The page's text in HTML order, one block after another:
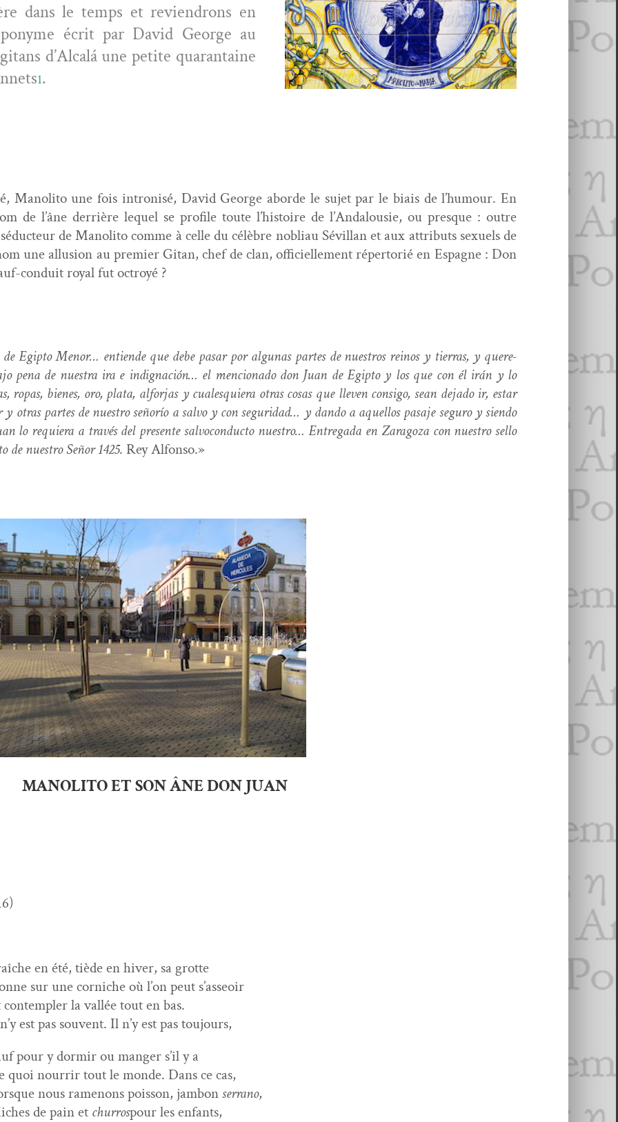
dans le temps et revien­drons en
écrit par David George au
d’Alcalá une petite quar­an­taine
1.
Mano­li­to une fois intro­n­isé, David George abor­de le sujet par le biais de l’humour. En
de l’âne der­rière lequel se pro­file toute l’histoire de l’Andalousie, ou presque : out­re
de Mano­li­to comme à celle du célèbre nobli­au Sévil­lan et aux attrib­uts sex­uels de
une allu­sion au pre­mier Gitan, chef de clan, offi­cielle­ment réper­torié en Espagne : Don
con­duit roy­al fut octroyé ?
Egip­to Menor… entiende que debe pasar por algu­nas partes de nue­stros reinos y tier­ras, y quer­e­
pena de nues­tra ira e indi­gnación… el men­ciona­do don Juan de Egip­to y los que con él irán y lo
ropas, bienes, oro, pla­ta, alfor­jas y cua­lesquiera otras cosas que lleven con­si­go, sean deja­do ir, estar
partes de nue­stro señorío a sal­vo y con seguri­dad… y dan­do a aque­l­los pasaje seguro y sien­do
lo requiera a través del pre­sente salvo­con­duc­to nue­stro… Entre­ga­da en Zaragoza con nue­stro sel­lo
de nue­stro Señor 1425. Rey Alfonso.»
MANOLITO ET SON ÂNE DON JUAN
en été, tiède en hiv­er, sa grotte
sur une cor­niche où l’on peut s’asseoir
la val­lée tout en bas.
est pas sou­vent. Il n’y est pas toujours,
pour y dormir ou manger s’il y a
quoi nour­rir tout le monde. Dans ce cas,
nous ramenons pois­son, jam­bonser­ra­no,
de pain et chur­rospour les enfants,